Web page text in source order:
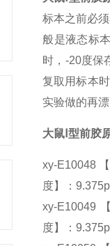
标本之前必
般是液态标
时，-20度保
复取用标本
实验做的再
大鼠Ⅰ型前胶
xy-E10048
度】：
xy-E10049
度】：